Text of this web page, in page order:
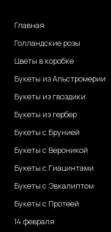
Главная
Голландские розы
Цветы в коробке
Букеты из Альстромерии
Букеты из гвоздики
Букеты из гербер
Букеты с Брунией
Букеты с Вероникой
Букеты с Гиацинтами
Букеты с Эвкалиптом
Букеты с Протеей
14 февраля